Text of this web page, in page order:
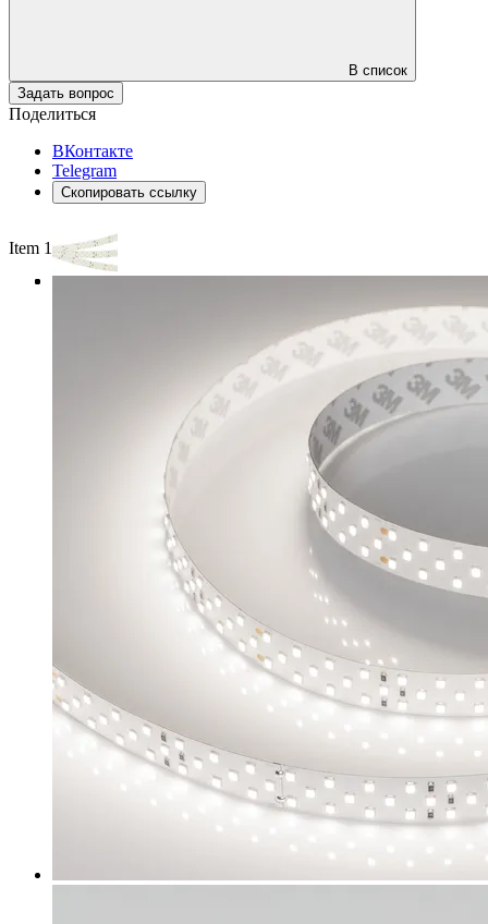
В список
Задать вопрос
Поделиться
ВКонтакте
Telegram
Скопировать ссылку
Item 1 of 3